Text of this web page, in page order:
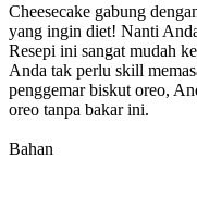
Cheesecake gabung
yang ingin diet! Nanti
Resepi ini sangat mudah
Anda tak perlu skill
penggemar biskut oreo,
oreo tanpa bakar ini.
Bahan